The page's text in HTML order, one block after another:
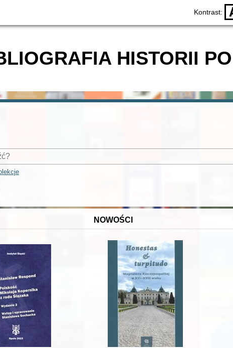
Kontrast:
HISTORII
NOWOŚCI